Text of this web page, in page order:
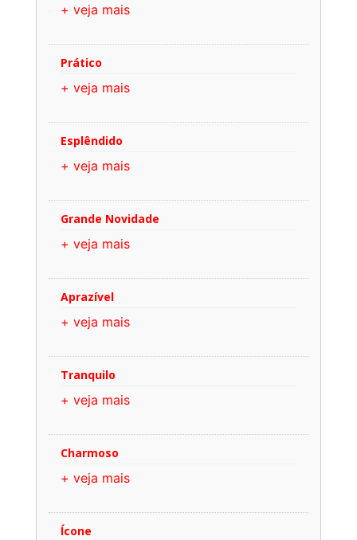
+ veja mais
Prático
+ veja mais
Esplêndido
+ veja mais
Grande Novidade
+ veja mais
Aprazível
+ veja mais
Tranquilo
+ veja mais
Charmoso
+ veja mais
Ícone